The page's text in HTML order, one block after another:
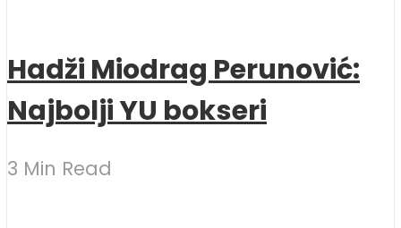
Hadži Miodrag Perunović:
Najbolji YU bokseri
3 Min Read